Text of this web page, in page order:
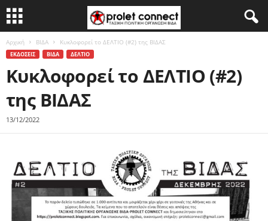
Αρχική ΒΙΔΑ Κυκλοφορεί το ΔΕΛΤΙΟ (#2) της ΒΙΔΑΣ
ΕΚΔΟΣΕΙΣ ΒΙΔΑ ΔΕΛΤΙΟ
Κυκλοφορεί το ΔΕΛΤΙΟ (#2)
της ΒΙΔΑΣ
13/12/2022